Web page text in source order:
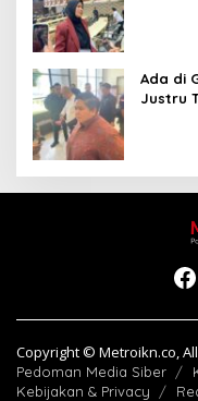
Ada di
Justru
Copyright © Metroikn.co,
Pedoman Media Siber
Kebijakan & Privacy